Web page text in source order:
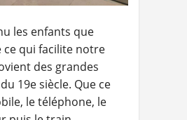
les enfants que
ce qui facilite notre
des grandes
19e siècle. Que ce
le téléphone, le